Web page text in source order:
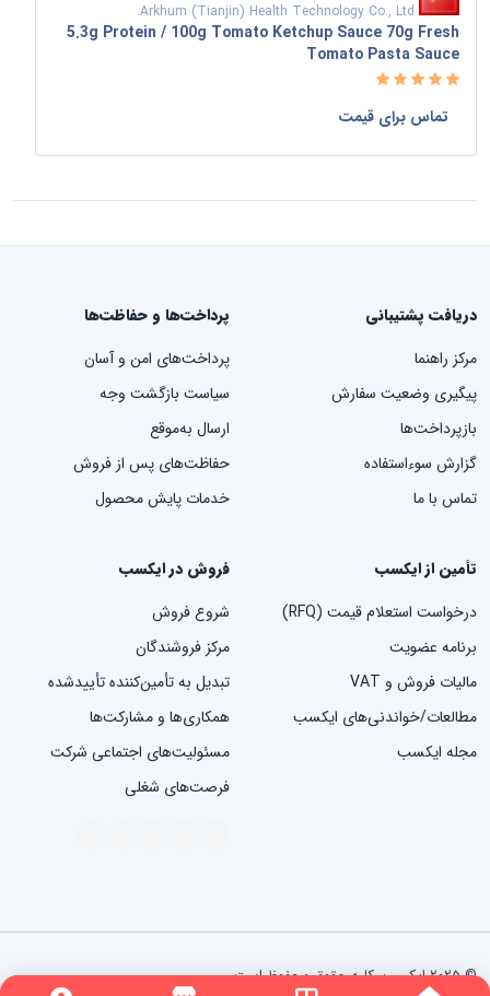
Arkhum (Tianjin) Health Technology Co., Ltd.
5.3g Protein / 100g Tomato Ketchup Sauce 70g Fresh
Tomato Pasta Sauce
تماس برای قیمت
دریافت پشتیبانی
مرکز راهنما
پیگیری وضعیت سفارش
بازپرداخت‌ها
گزارش سوءاستفاده
تماس با ما
پرداخت‌ها و حفاظت‌ها
پرداخت‌های امن و آسان
سیاست بازگشت وجه
ارسال به‌موقع
حفاظت‌های پس از فروش
خدمات پایش محصول
تأمین از ایکسب
درخواست استعلام قیمت (RFQ)
برنامه عضویت
مالیات فروش و VAT
مطالعات/خواندنی‌های ایکسب
مجله ایکسب
فروش در ایکسب
شروع فروش
مرکز فروشندگان
تبدیل به تأمین‌کننده تأییدشده
همکاری‌ها و مشارکت‌ها
مسئولیت‌های اجتماعی شرکت
فرصت‌های شغلی
© ۲۰۲۵ ایکسب. کلیه حقوق محفوظ است.